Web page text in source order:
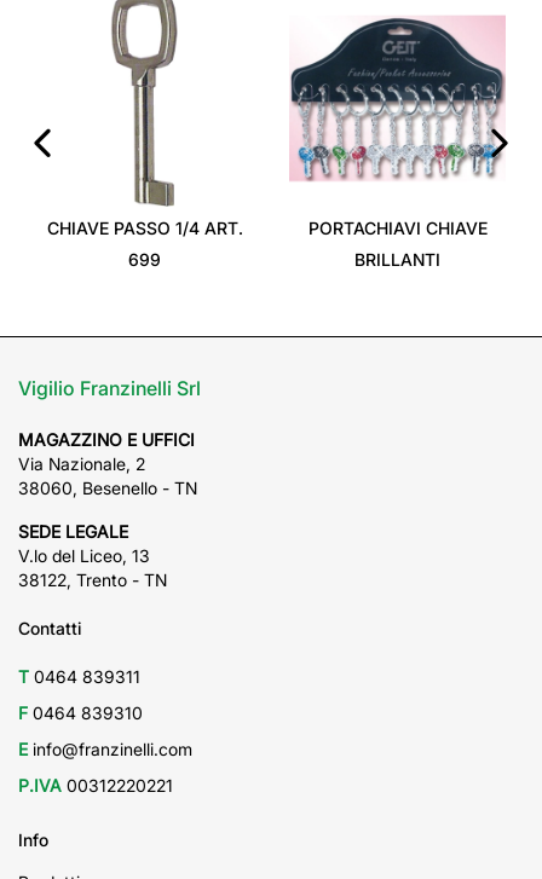
CHIAVE PASSO 1/4 ART.
699
PORTACHIAVI CHIAVE
BRILLANTI
Vigilio Franzinelli Srl
MAGAZZINO E UFFICI
Via Nazionale, 2
38060, Besenello - TN
SEDE LEGALE
V.lo del Liceo, 13
38122, Trento - TN
Contatti
T 0464 839311
F 0464 839310
E info@franzinelli.com
P.IVA 00312220221
Info